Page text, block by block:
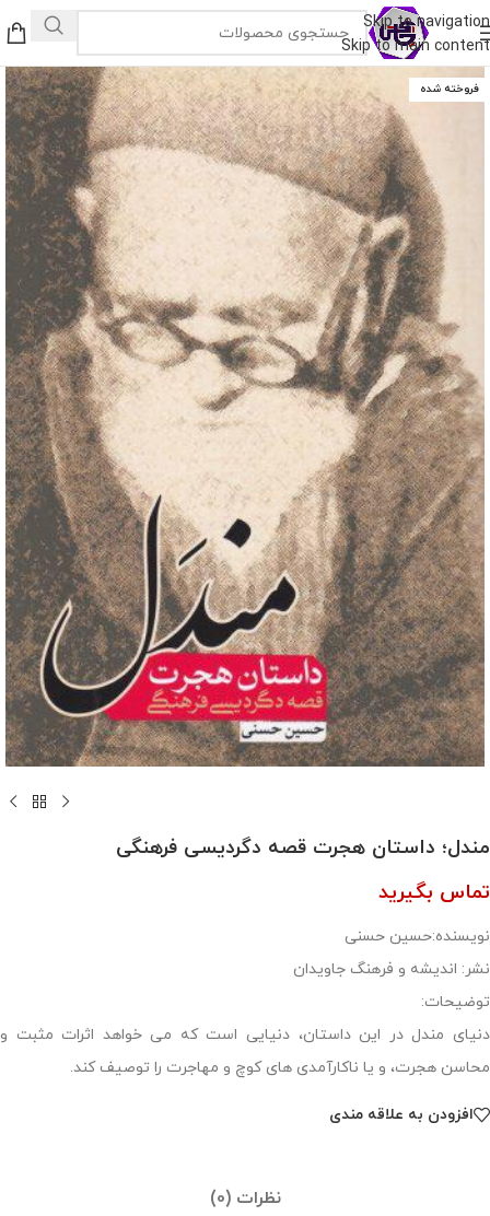
Skip to navigation
Skip to main content
فروخته شده
مندل؛ داستان هجرت قصه دگردیسی فرهنگی
تماس بگیرید
نویسنده:حسین حسنی
نشر: اندیشه و فرهنگ جاویدان
توضیحات:
دنیای مندل در این داستان، دنیایی است که می خواهد اثرات مثبت و
محاسن هجرت، و یا ناکارآمدی های کوچ و مهاجرت را توصیف کند.
افزودن به علاقه مندی
نظرات (0)